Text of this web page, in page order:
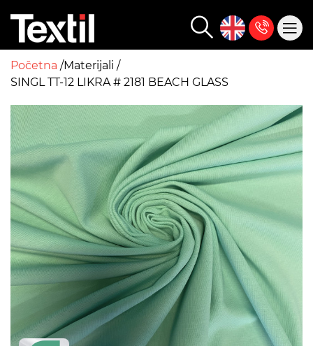
Početna Materijali
SINGL TT-12 LIKRA # 2181 BEACH GLASS